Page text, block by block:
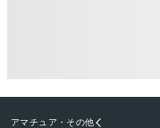
アマチュア・その他